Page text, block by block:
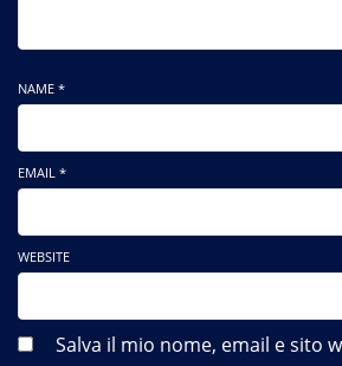
NAME *
EMAIL *
WEBSITE
Salva il mio nome, email e sito